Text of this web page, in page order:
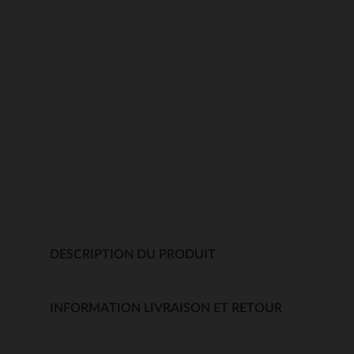
DESCRIPTION DU PRODUIT
INFORMATION LIVRAISON ET RETOUR